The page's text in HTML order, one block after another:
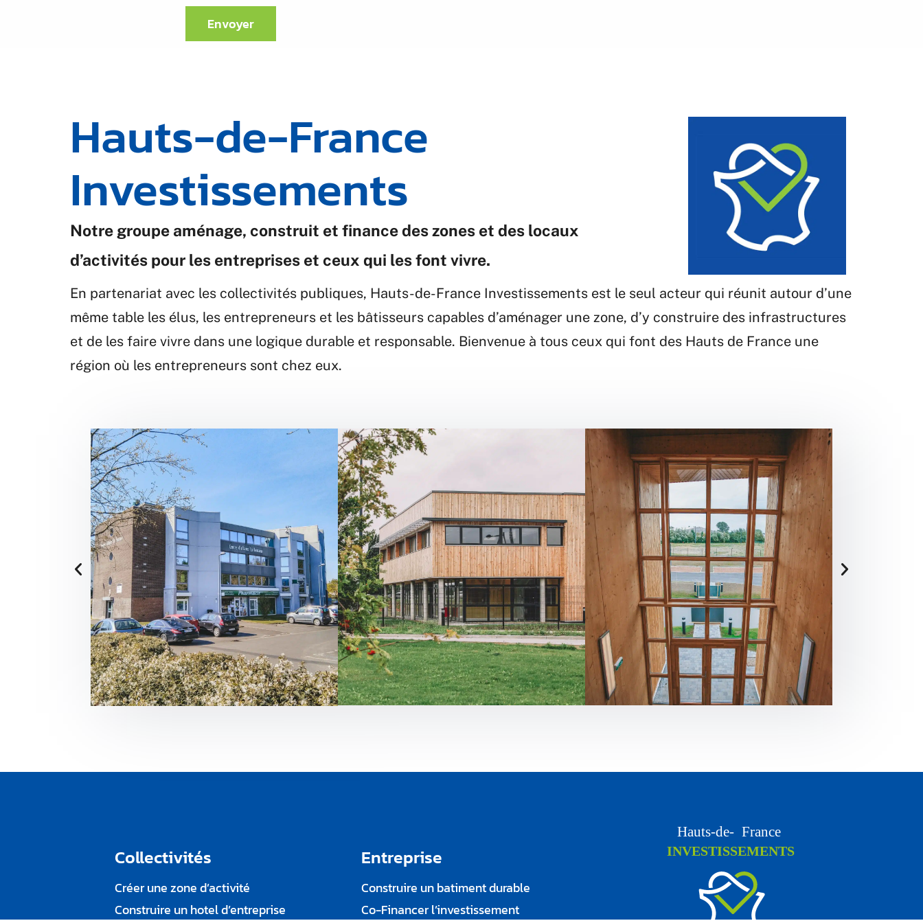
Envoyer
Hauts-de-France
Investissements
Notre groupe aménage, construit et finance des zones et des locaux
d’activités pour les entreprises et ceux qui les font vivre.
En partenariat avec les collectivités publiques, Hauts-de-France Investissements est le seul acteur qui réunit autour d’une
même table les élus, les entrepreneurs et les bâtisseurs capables d’aménager une zone, d’y construire des infrastructures
et de les faire vivre dans une logique durable et responsable. Bienvenue à tous ceux qui font des Hauts de France une
région où les entrepreneurs sont chez eux.
Collectivités
Créer une zone d’activité
Construire un hotel d’entreprise
Entreprise
Construire un batiment durable
Co-Financer l’investissement
Hauts-de- France
INVESTISSEMENTS